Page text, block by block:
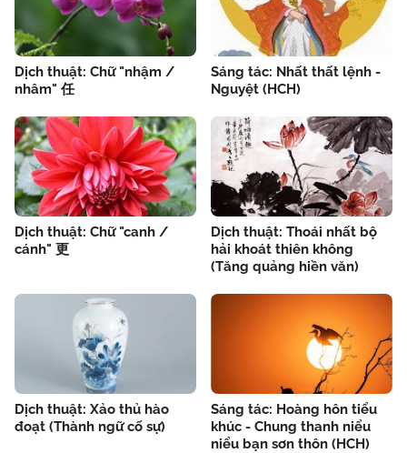
Dịch thuật: Chữ "nhậm /
nhâm" 任
Sáng tác: Nhất thất lệnh -
Nguyệt (HCH)
Dịch thuật: Chữ "canh /
cánh" 更
Dịch thuật: Thoái nhất bộ
hải khoát thiên không
(Tăng quảng hiền văn)
Dịch thuật: Xảo thủ hào
đoạt (Thành ngữ cố sự)
Sáng tác: Hoàng hôn tiểu
khúc - Chung thanh niểu
niểu bạn sơn thôn (HCH)